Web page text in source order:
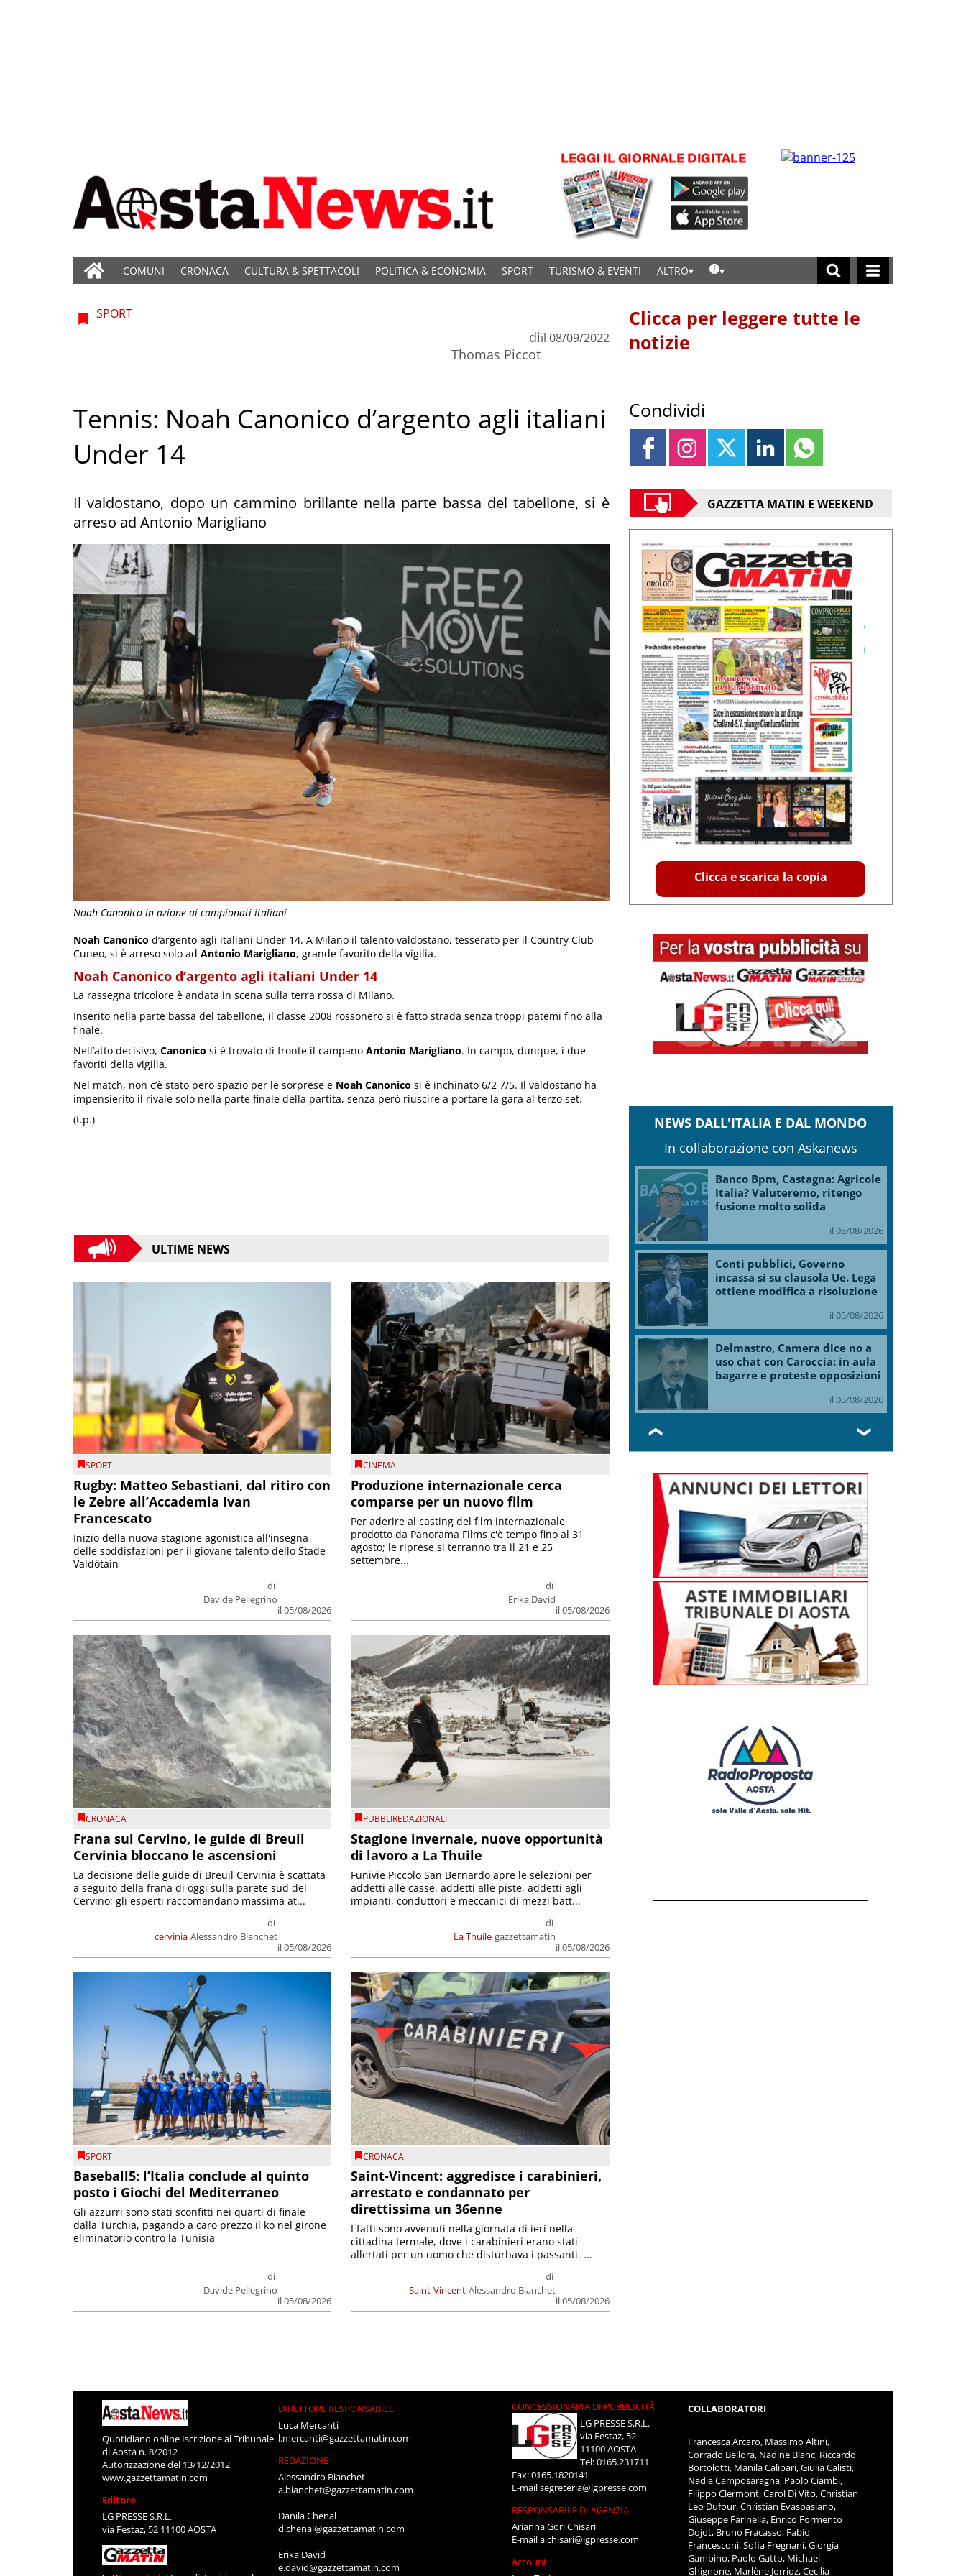
COMUNI CRONACA CULTURA & SPETTACOLI POLITICA & ECONOMIA SPORT TURISMO & EVENTI ALTRO
Noah Canonico in azione ai campionati italiani
SPORT
di
Thomas Piccot
il 08/09/2022
Tennis: Noah Canonico d’argento agli italiani
Under 14
Il valdostano, dopo un cammino brillante nella parte bassa del tabellone, si è
arreso ad Antonio Marigliano
Noah Canonico d’argento agli italiani Under 14. A Milano il talento valdostano, tesserato per il Country Club
Cuneo, si è arreso solo ad Antonio Marigliano, grande favorito della vigilia.
Noah Canonico d’argento agli italiani Under 14
La rassegna tricolore è andata in scena sulla terra rossa di Milano.
Inserito nella parte bassa del tabellone, il classe 2008 rossonero si è fatto strada senza troppi patemi fino alla
finale.
Nell’atto decisivo, Canonico si è trovato di fronte il campano Antonio Marigliano. In campo, dunque, i due
favoriti della vigilia.
Nel match, non c’è stato però spazio per le sorprese e Noah Canonico si è inchinato 6/2 7/5. Il valdostano ha
impensierito il rivale solo nella parte finale della partita, senza però riuscire a portare la gara al terzo set.
(t.p.)
ULTIME NEWS
SPORT
Rugby: Matteo Sebastiani, dal ritiro con
le Zebre all’Accademia Ivan
Francescato
di
Davide Pellegrino
il 05/08/2026
Inizio della nuova stagione agonistica all'insegna
delle soddisfazioni per il giovane talento dello Stade
Valdôtain
CINEMA
Produzione internazionale cerca
comparse per un nuovo film
di
Erika David
il 05/08/2026
Per aderire al casting del film internazionale
prodotto da Panorama Films c'è tempo fino al 31
agosto; le riprese si terranno tra il 21 e 25
settembre...
CRONACA
Frana sul Cervino, le guide di Breuil
Cervinia bloccano le ascensioni
cervinia
di
Alessandro Bianchet
il 05/08/2026
La decisione delle guide di Breuil Cervinia è scattata
a seguito della frana di oggi sulla parete sud del
Cervino; gli esperti raccomandano massima at...
PUBBLIREDAZIONALI
Stagione invernale, nuove opportunità
di lavoro a La Thuile
La Thuile
di
gazzettamatin
il 05/08/2026
Funivie Piccolo San Bernardo apre le selezioni per
addetti alle casse, addetti alle piste, addetti agli
impianti, conduttori e meccanici di mezzi batt...
SPORT
Baseball5: l’Italia conclude al quinto
posto i Giochi del Mediterraneo
di
Davide Pellegrino
il 05/08/2026
Gli azzurri sono stati sconfitti nei quarti di finale
dalla Turchia, pagando a caro prezzo il ko nel girone
eliminatorio contro la Tunisia
CRONACA
Saint-Vincent: aggredisce i carabinieri,
arrestato e condannato per
direttissima un 36enne
Saint-Vincent
di
Alessandro Bianchet
il 05/08/2026
I fatti sono avvenuti nella giornata di ieri nella
cittadina termale, dove i carabinieri erano stati
allertati per un uomo che disturbava i passanti. ...
Clicca per leggere tutte le
notizie
Condividi
GAZZETTA MATIN E WEEKEND
Clicca e scarica la copia
NEWS DALL'ITALIA E DAL MONDO
In collaborazione con Askanews
Banco Bpm, Castagna: Agricole
Italia? Valuteremo, ritengo
fusione molto solida
il 05/08/2026
Conti pubblici, Governo
incassa sì su clausola Ue. Lega
ottiene modifica a risoluzione
il 05/08/2026
Delmastro, Camera dice no a
uso chat con Caroccia: in aula
bagarre e proteste opposizioni
il 05/08/2026
❮ ❯
Quotidiano online Iscrizione al Tribunale
di Aosta n. 8/2012
Autorizzazione del 13/12/2012
www.gazzettamatin.com
Editore
LG PRESSE S.R.L.
via Festaz, 52 11100 AOSTA
DIRETTORE RESPONSABILE
Luca Mercanti
l.mercanti@gazzettamatin.com
REDAZIONE
Alessandro Bianchet
a.bianchet@gazzettamatin.com
Danila Chenal
d.chenal@gazzettamatin.com
Erika David
e.david@gazzettamatin.com
CONCESSIONARIA DI PUBBLICITÀ
LG PRESSE S.R.L.
via Festaz, 52
11100 AOSTA
Tel: 0165.231711
Fax: 0165.1820141
E-mailsegreteria@lgpresse.com
RESPONSABILE DI AGENZIA
Arianna Gori Chisari
E-maila.chisari@lgpresse.com
Account
COLLABORATORI
Francesca Arcaro, Massimo Altini,
Corrado Bellora, Nadine Blanc, Riccardo
Bortolotti, Manila Calipari, Giulia Calisti,
Nadia Camposaragna, Paolo Ciambi,
Filippo Clermont, Carol Di Vito, Christian
Leo Dufour, Christian Evaspasiano,
Giuseppe Farinella, Enrico Formento
Dojot, Bruno Fracasso, Fabio
Francesconi, Sofia Fregnani, Giorgia
Gambino, Paolo Gatto, Michael
Ghignone, Marlène Jorrioz, Cecilia